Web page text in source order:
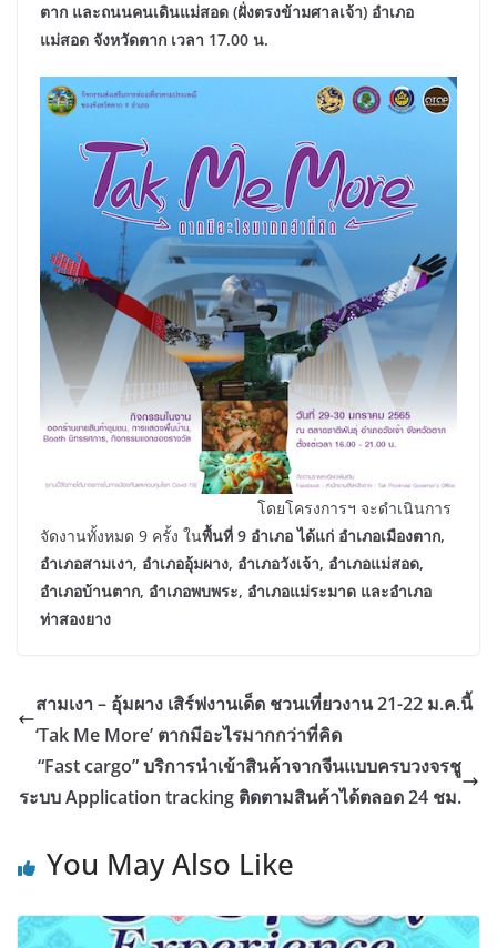
ตาก และถนนคนเดินแม่สอด (ฝั่งตรงข้ามศาลเจ้า) อำเภอ
แม่สอด จังหวัดตาก เวลา 17.00 น.
โดยโครงการฯ จะดำเนินการ
จัดงานทั้งหมด 9 ครั้ง ในพื้นที่ 9 อำเภอ ได้แก่ อำเภอเมืองตาก,
อำเภอสามเงา, อำเภออุ้มผาง, อำเภอวังเจ้า, อำเภอแม่สอด,
อำเภอบ้านตาก, อำเภอพบพระ, อำเภอแม่ระมาด และอำเภอ
ท่าสองยาง
สามเงา – อุ้มผาง เสิร์ฟงานเด็ด ชวนเที่ยวงาน 21-22 ม.ค.นี้
‘Tak Me More’ ตากมีอะไรมากกว่าที่คิด
“Fast cargo” บริการนำเข้าสินค้าจากจีนแบบครบวงจรชู
ระบบ Application tracking ติดตามสินค้าได้ตลอด 24 ชม.
You May Also Like